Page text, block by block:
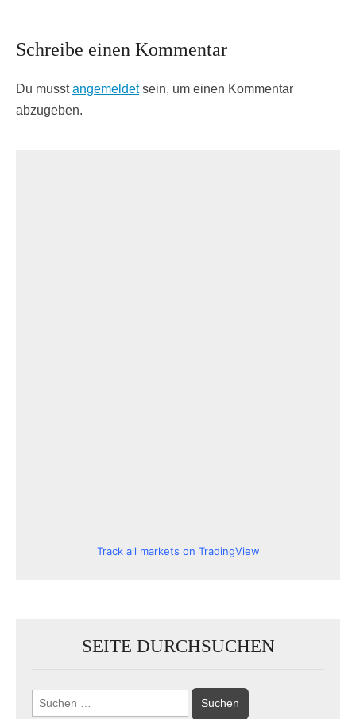
Schreibe einen Kommentar
Du musstangemeldetsein, um einen Kommentar
abzugeben.
Track all markets on TradingView
SEITE DURCHSUCHEN
Suchen
nach: